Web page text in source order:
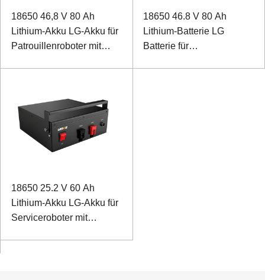
18650 46,8 V 80 Ah
Lithium-Akku LG-Akku für
Patrouillenroboter mit
18650 46.8 V 80 Ah
Lithium-Batterie LG
Batterie für
18650 25.2 V 60 Ah
Lithium-Akku LG-Akku für
Serviceroboter mit